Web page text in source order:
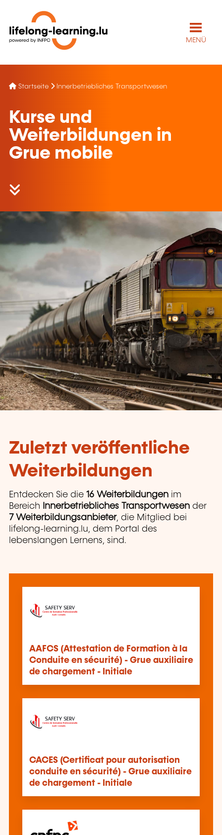
MENÜ
Startseite Innerbetriebliches Transportwesen
Kurse und
Weiterbildungen in
Grue mobile
Zuletzt veröffentliche
Weiterbildungen
Entdecken Sie die 16 Weiterbildungen im
Bereich
Innerbetriebliches Transportwesen der
7 Weiterbildungsanbieter, die Mitglied bei
lifelong-learning.lu, dem Portal des
lebenslangen Lernens, sind.
AAFCS (Attestation de Formation à la
Conduite en sécurité) - Grue auxiliaire
de chargement - Initiale
CACES (Certificat pour autorisation
conduite en sécurité) - Grue auxiliaire
de chargement - Initiale